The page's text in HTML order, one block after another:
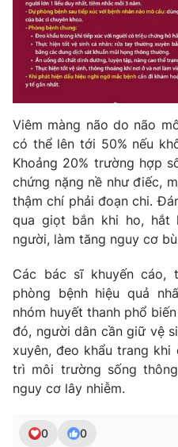
THỜI BÁO VTV
Theo dõi báo trên
Cơ quan chủ quản:Đài Truyền
Cơ quan báo chí:Thời báo VTV
Giấy phép hoạt động báo in và
Tổng Biên tập: Vũ Thanh Thủy
Phó Tổng Biên tập:
Nguyễn Thị
Nguyễn Trọng Ninh
Tổng đài VTV:
024.38 355 931
Ðiện thoại Thời báo VTV:
Email: toasoan@vtv.vn
Viêm màng não do não
có thể lên tới 50% nếu
Khoảng 20% trường hợp
chứng nặng nề như điếc,
thậm chí phải đoạn chi.
qua giọt bắn khi ho, hắt
người, làm tăng nguy cơ
Các bác sĩ khuyến cáo,
phòng bệnh hiệu quả
nhóm huyết thanh phổ
đó, người dân cần giữ vệ
xuyên, đeo khẩu trang
trì môi trường sống
nguy cơ lây nhiễm.
0 0